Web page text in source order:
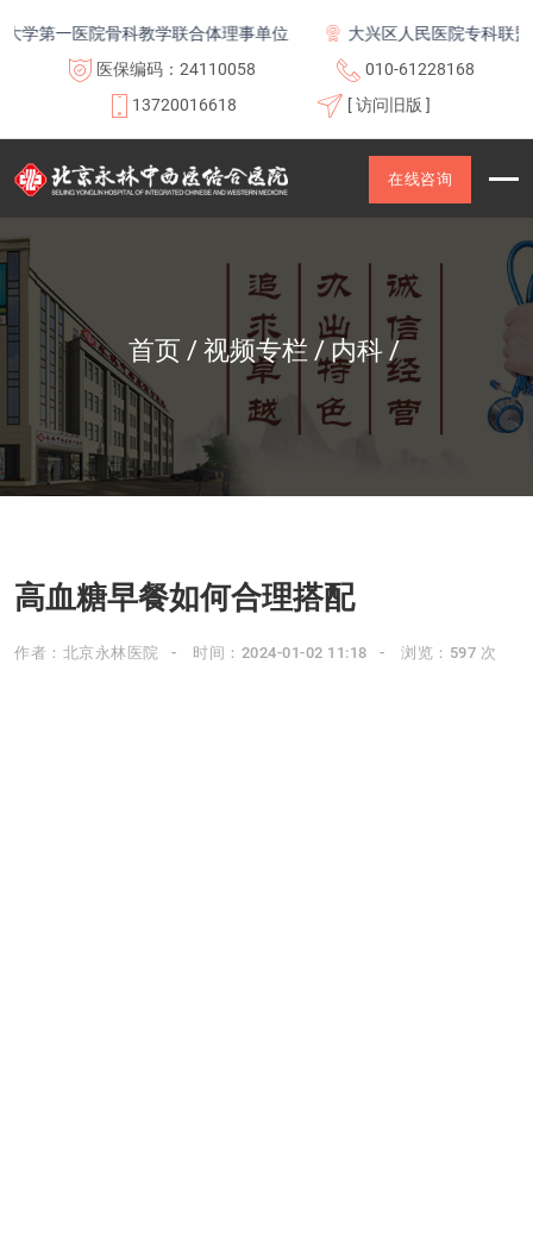
第一医院骨科教学联合体理事单位
大兴区人民医院专科联盟及
医保编码：24110058
010-61228168
13720016618
[ 访问旧版 ]
在线咨询
首页 视频专栏 内科
高血糖早餐如何合理搭配
作者：北京永林医院 时间：2024-01-02 11:18 浏览：597 次